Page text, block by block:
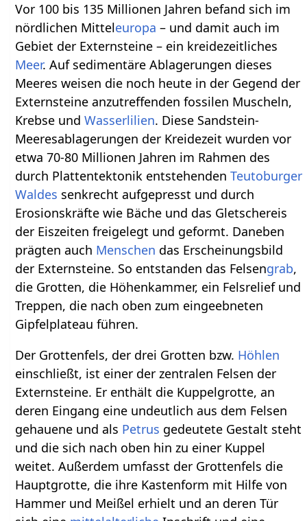
Vor 100 bis 135 Millionen Jahren befand sich im
nördlichen Mitteleuropa – und damit auch im
Gebiet der Externsteine – ein kreidezeitliches
Meer. Auf sedimentäre Ablagerungen dieses
Meeres weisen die noch heute in der Gegend der
Externsteine anzutreffenden fossilen Muscheln,
Krebse undWasserlilien. Diese Sandstein-
Meeresablagerungen der Kreidezeit wurden vor
etwa 70-80 Millionen Jahren im Rahmen des
durch Plattentektonik entstehendenTeutoburger
Waldes senkrecht aufgepresst und durch
Erosionskräfte wie Bäche und das Gletschereis
der Eiszeiten freigelegt und geformt. Daneben
prägten auch Menschen das Erscheinungsbild
der Externsteine. So entstanden das Felsengrab,
die Grotten, die Höhenkammer, ein Felsrelief und
Treppen, die nach oben zum eingeebneten
Gipfelplateau führen.
Der Grottenfels, der drei Grotten bzw. Höhlen
einschließt, ist einer der zentralen Felsen der
Externsteine. Er enthält die Kuppelgrotte, an
deren Eingang eine undeutlich aus dem Felsen
gehauene und als Petrus gedeutete Gestalt steht
und die sich nach oben hin zu einer Kuppel
weitet. Außerdem umfasst der Grottenfels die
Hauptgrotte, die ihre Kastenform mit Hilfe von
Hammer und Meißel erhielt und an deren Tür